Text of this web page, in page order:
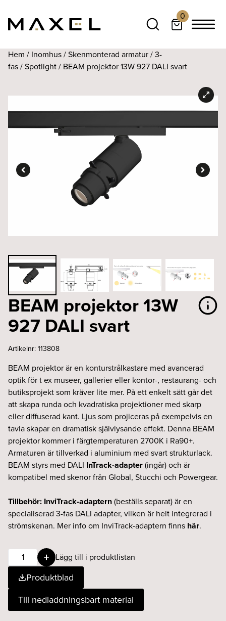
0
Hem / Inomhus/Skenmonterad armatur/3-
fas/Spotlight/ BEAM projektor 13W 927 DALI svart
BEAM projektor 13W
927 DALI svart
Artikelnr:113808
BEAM projektor är en konturstrålkastare med avancerad
optik för t ex museer, gallerier eller kontor-, restaurang- och
butiksprojekt som kräver lite mer. På ett enkelt sätt går det
att skapa runda och kvadratiska projektioner med skarp
eller diffuserad kant. Ljus som projiceras på exempelvis en
tavla skapar en dramatisk självlysande effekt. Denna BEAM
projektor kommer i färgtemperaturen 2700K i Ra90+.
Armaturen är tillverkad i aluminium med svart strukturlack.
BEAM styrs med DALI InTrack-adapter(ingår) och är
kompatibel med skenor från Global, Stucchi och Powergear.
Tillbehör: InviTrack-adaptern(beställs separat) är en
specialiserad 3-fas DALI adapter, vilken är helt integrerad i
strömskenan. Mer info om InviTrack-adaptern finns här.
BEAM
projektor
13W
927
DALI
svart
Lägg till i produktlistan
Produktblad
Till nedladdningsbart material